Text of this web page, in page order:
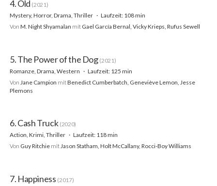
4. Old (2021)
Mystery, Horror, Drama, Thriller
Laufzeit: 108 min
Von M. Night Shyamalan mit Gael García Bernal, Vicky Krieps, Rufus Sewell
5. The Power of the Dog (2021)
Romanze, Drama, Western
Laufzeit: 125 min
Von Jane Campion mitBenedict Cumberbatch, Geneviève Lemon, Jesse
Plemons
6. Cash Truck (2020)
Action, Krimi, Thriller
Laufzeit: 118 min
Von Guy Ritchie mitJason Statham, Holt McCallany, Rocci-Boy Williams
7. Happiness (2017)